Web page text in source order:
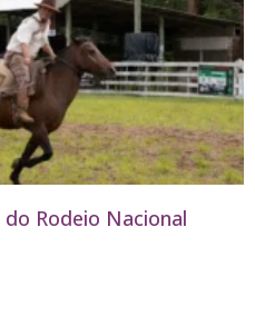
Rodeio Nacional